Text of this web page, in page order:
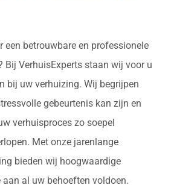
een betrouwbare en professionele
Bij VerhuisExperts staan wij voor u
bij uw verhuizing. Wij begrijpen
gebeurtenis kan zijn en
verhuisproces zo soepel
Met onze jarenlange
bieden wij hoogwaardige
al uw behoeften voldoen.